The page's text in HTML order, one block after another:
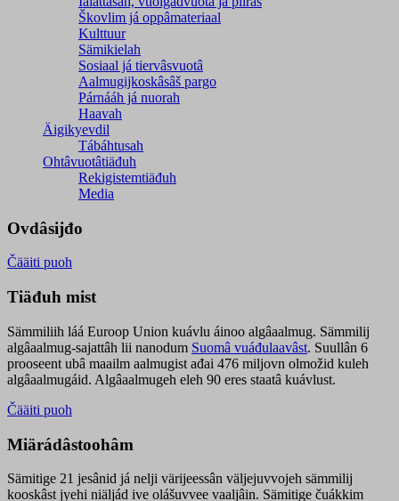
Škovlim já oppâmateriaal
Kulttuur
Sämikielah
Sosiaal já tiervâsvuotâ
Aalmugijkoskâsâš pargo
Párnááh já nuorah
Haavah
Äigikyevdil
Tábáhtusah
Ohtâvuotâtiäđuh
Rekigistemtiäđuh
Media
Ovdâsijđo
Čääiti puoh
Tiäđuh mist
Sämmiliih láá Euroop Union kuávlu áinoo algâaalmug. Sämmilij
algâaalmug-sajattâh lii nanodum Suomâ vuáđulaavâst. Suullân 6
prooseent ubâ maailm aalmugist ađai 476 miljovn olmožid kuleh
algâaalmugáid. Algâaalmugeh eleh 90 eres staatâ kuávlust.
Čääiti puoh
Miärádâstoohâm
Sämitige 21 jesânid já nelji värijeessân väljejuvvojeh sämmilij
kooskâst jyehi niäljád ive olášuvvee vaaljâin. Sämitige čuákkim